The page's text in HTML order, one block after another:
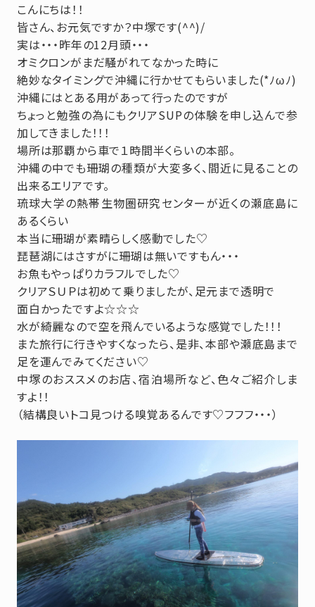
こんにちは！！
皆さん、お元気ですか？中塚です(^^)/
実は・・・昨年の12月頭・・・
オミクロンがまだ騒がれてなかった時に
絶妙なタイミングで沖縄に行かせてもらいました(*ﾉωﾉ)
沖縄にはとある用があって行ったのですが
ちょっと勉強の為にもクリアSUPの体験を申し込んで参
加してきました！！！
場所は那覇から車で１時間半くらいの本部。
沖縄の中でも珊瑚の種類が大変多く、間近に見ることの
出来るエリアです。
琉球大学の熱帯生物圏研究センターが近くの瀬底島に
あるくらい
本当に珊瑚が素晴らしく感動でした♡
琵琶湖にはさすがに珊瑚は無いですもん・・・
お魚もやっぱりカラフルでした♡
クリアＳＵＰは初めて乗りましたが、足元まで透明で
面白かったですよ☆☆☆
水が綺麗なので空を飛んでいるような感覚でした！！！
また旅行に行きやすくなったら、是非、本部や瀬底島まで
足を運んでみてください♡
中塚のおススメのお店、宿泊場所など、色々ご紹介しま
すよ！！
（結構良いトコ見つける嗅覚あるんです♡フフフ・・・）